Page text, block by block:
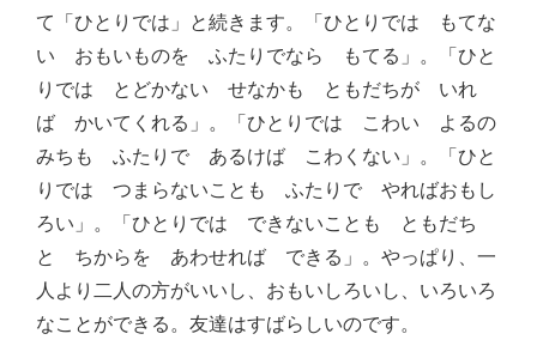
て「ひとりでは」と続きます。「ひとりでは もてな
い おもいものを ふたりでなら もてる」。「ひと
りでは とどかない せなかも ともだちが いれ
ば かいてくれる」。「ひとりでは こわい よるの
みちも ふたりで あるけば こわくない」。「ひと
りでは つまらないことも ふたりで やればおもし
ろい」。「ひとりでは できないことも ともだち
と ちからを あわせれば できる」。やっぱり、一
人より二人の方がいいし、おもいしろいし、いろいろ
なことができる。友達はすばらしいのです。